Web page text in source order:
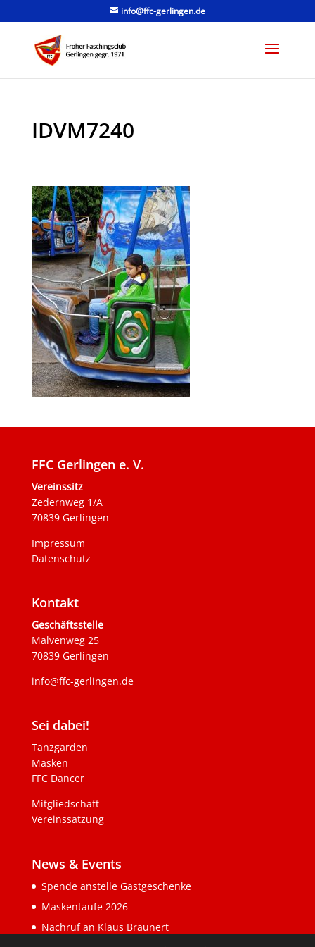
info@ffc-gerlingen.de
IDVM7240
FFC Gerlingen e. V.
Vereinssitz
Zedernweg 1/A
70839 Gerlingen
Impressum
Datenschutz
Kontakt
Geschäftsstelle
Malvenweg 25
70839 Gerlingen
info@ffc-gerlingen.de
Sei dabei!
Tanzgarden
Masken
FFC Dancer
Mitgliedschaft
Vereinssatzung
News & Events
Spende anstelle Gastgeschenke
Maskentaufe 2026
Nachruf an Klaus Braunert